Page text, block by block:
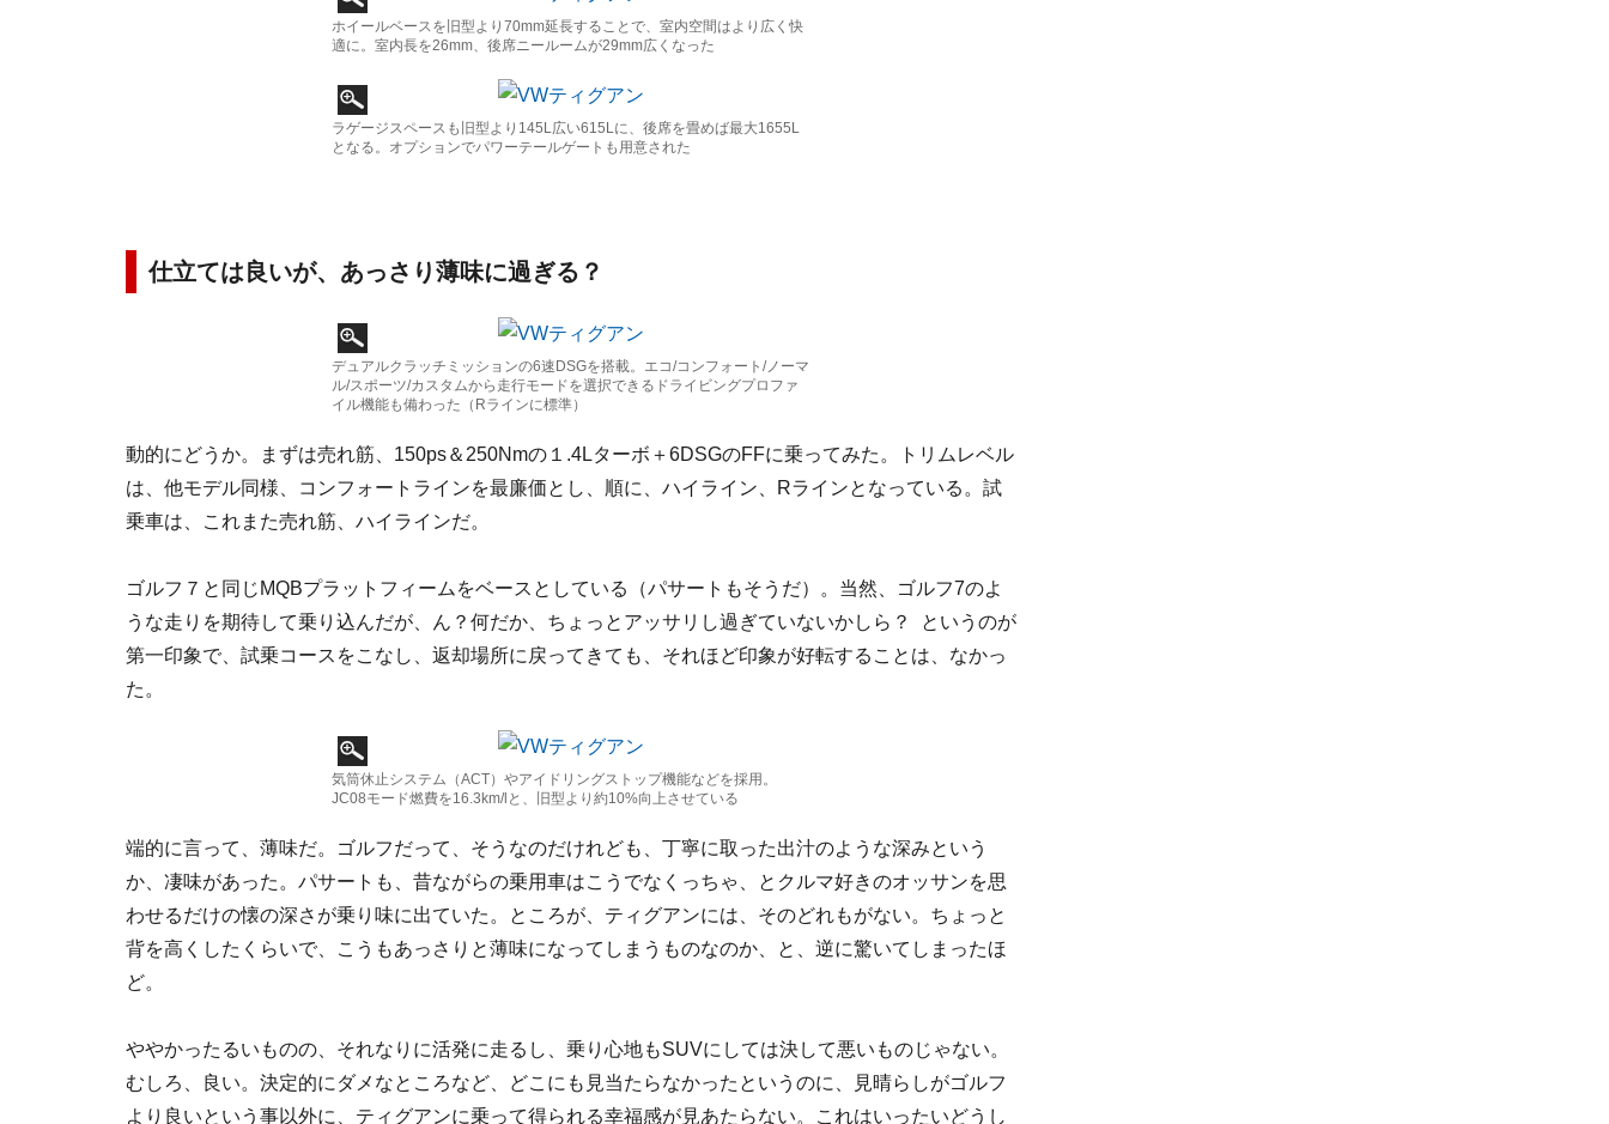
ホイールベースを旧型より70mm延長することで、室内空間はより広く快
適に。室内長を26mm、後席ニールームが29mm広くなった
ラゲージスペースも旧型より145L広い615Lに、後席を畳めば最大1655L
となる。オプションでパワーテールゲートも用意された
仕立ては良いが、あっさり薄味に過ぎる？
デュアルクラッチミッションの6速DSGを搭載。エコ/コンフォート/ノーマ
ル/スポーツ/カスタムから走行モードを選択できるドライビングプロファ
イル機能も備わった（Rラインに標準）
動的にどうか。まずは売れ筋、150ps＆250Nmの１.4Lターボ＋6DSGのFFに乗ってみた。トリムレベル
は、他モデル同様、コンフォートラインを最廉価とし、順に、ハイライン、Rラインとなっている。試
乗車は、これまた売れ筋、ハイラインだ。
ゴルフ７と同じMQBプラットフィームをベースとしている（パサートもそうだ）。当然、ゴルフ7のよ
うな走りを期待して乗り込んだが、ん？何だか、ちょっとアッサリし過ぎていないかしら？ というのが
第一印象で、試乗コースをこなし、返却場所に戻ってきても、それほど印象が好転することは、なかっ
た。
気筒休止システム（ACT）やアイドリングストップ機能などを採用。
JC08モード燃費を16.3km/lと、旧型より約10%向上させている
端的に言って、薄味だ。ゴルフだって、そうなのだけれども、丁寧に取った出汁のような深みという
か、凄味があった。パサートも、昔ながらの乗用車はこうでなくっちゃ、とクルマ好きのオッサンを思
わせるだけの懐の深さが乗り味に出ていた。ところが、ティグアンには、そのどれもがない。ちょっと
背を高くしたくらいで、こうもあっさりと薄味になってしまうものなのか、と、逆に驚いてしまったほ
ど。
ややかったるいものの、それなりに活発に走るし、乗り心地もSUVにしては決して悪いものじゃない。
むしろ、良い。決定的にダメなところなど、どこにも見当たらなかったというのに、見晴らしがゴルフ
より良いという事以外に、ティグアンに乗って得られる幸福感が見あたらない。これはいったいどうし